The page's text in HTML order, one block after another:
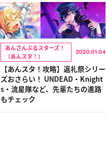
あんさんぶるスターズ！
（あんスタ！）
2020.01.04
【あんスタ！攻略】返礼祭シリー
ズおさらい！ UNDEAD・Knight
s・流星隊など、先輩たちの進路
もチェック